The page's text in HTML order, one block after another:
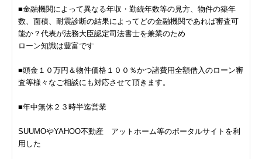
■金融機関によって異なる年収・勤続年数等の見方、物件の築年
数、面積、耐震診断の結果によってどの金融機関であれば審査可
能か？代表が法務大臣認定司法書士を兼業のため
ローン知識は豊富です
■頭金１０万円＆物件価格１００％かつ諸費用全額借入のローン審
査等様々なご相談にも対応させて頂きます。
■年中無休２３時半迄営業
SUUMOやYAHOO不動産 アットホーム等のポータルサイトを利
用した